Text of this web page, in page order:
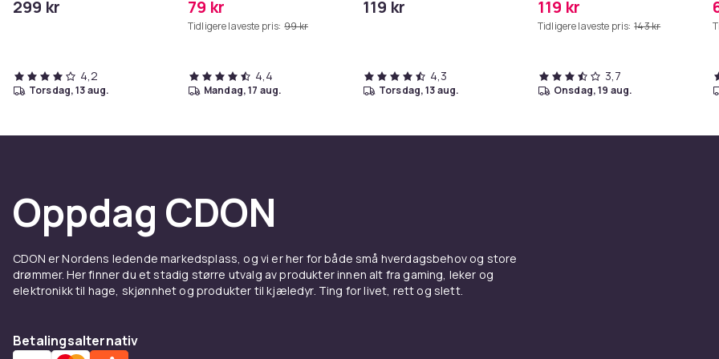
299 kr
4,2
torsdag, 13 aug.
Grå
79 kr
Tidligere laveste pris: 99 kr
4,4
mandag, 17 aug.
iPhone/iPad
119 kr
4,3
torsdag, 13 aug.
119 kr
Tidligere laveste pris: 143 kr
3,7
onsdag, 19 aug.
Oppdag CDON
CDON er Nordens ledende markedsplass, og vi er her for både små hverdagsbehov og store
drømmer. Her finner du et stadig større utvalg av produkter innen alt fra gaming, leker og
elektronikk til hage, skjønnhet og produkter til kjæledyr. Ting for livet, rett og slett.
Betalingsalternativ